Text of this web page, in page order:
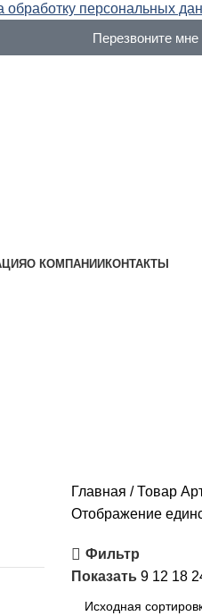
обработку персональных
Перезвоните мне
О КОМПАНИИКОНТАКТЫ
Главная Товар
Отображение
Фильтр
Показать 9 12 18